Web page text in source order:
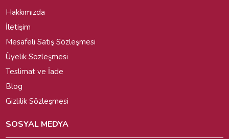
Hakkımızda
İletişim
Mesafeli Satış Sözleşmesi
Üyelik Sözleşmesi
Teslimat ve İade
Blog
Gizlilik Sözleşmesi
SOSYAL MEDYA